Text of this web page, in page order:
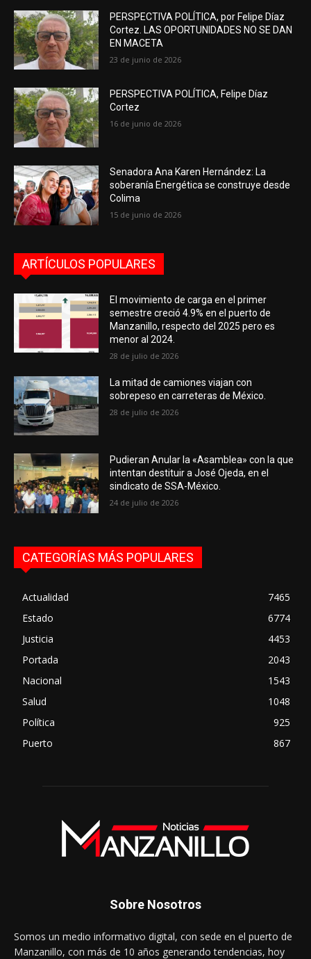
PERSPECTIVA POLÍTICA, por Felipe Díaz
Cortez. LAS OPORTUNIDADES NO SE DAN
EN MACETA
23 de junio de 2026
PERSPECTIVA POLÍTICA, Felipe Díaz
Cortez
16 de junio de 2026
Senadora Ana Karen Hernández: La
soberanía Energética se construye desde
Colima
15 de junio de 2026
ARTÍCULOS POPULARES
El movimiento de carga en el primer
semestre creció 4.9% en el puerto de
Manzanillo, respecto del 2025 pero es
menor al 2024.
28 de julio de 2026
La mitad de camiones viajan con
sobrepeso en carreteras de México.
28 de julio de 2026
Pudieran Anular la «Asamblea» con la que
intentan destituir a José Ojeda, en el
sindicato de SSA-México.
24 de julio de 2026
CATEGORÍAS MÁS POPULARES
Actualidad
7465
Estado
6774
Justicia
4453
Portada
2043
Nacional
1543
Salud
1048
Política
925
Puerto
867
Sobre Nosotros
Somos un medio informativo digital, con sede en el puerto de
Manzanillo, con más de 10 años generando tendencias, hoy